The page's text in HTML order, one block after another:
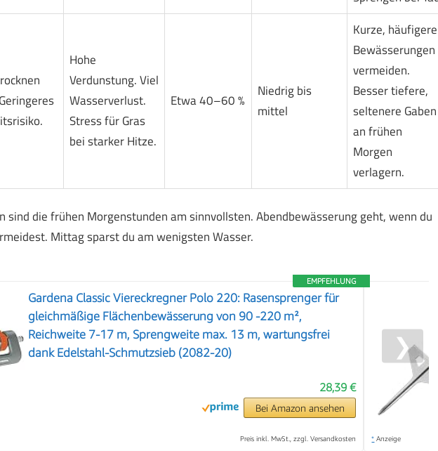
Hohe
Verdunstung. Viel
Wasserverlust.
Stress für Gras
bei starker Hitze.
Etwa 40–60 %
Niedrig bis
mittel
Kurze, häufigere
Bewässerungen
vermeiden.
Besser tiefere,
seltenere Gaben
an frühen
Morgen
verlagern.
sind die frühen Morgenstunden am sinnvollsten. Abendbewässerung geht, wenn du
Mittag sparst du am wenigsten Wasser.
EMPFEHLUNG
Gardena Classic Viereckregner Polo 220: Rasensprenger für
gleichmäßige Flächenbewässerung von 90 -220 m²,
Reichweite 7-17 m, Sprengweite max. 13 m, wartungsfrei
dank Edelstahl-Schmutzsieb (2082-20)
28,39 €
Bei Amazon ansehen
Preis inkl. MwSt., zzgl. Versandkosten * Anzeige
❯